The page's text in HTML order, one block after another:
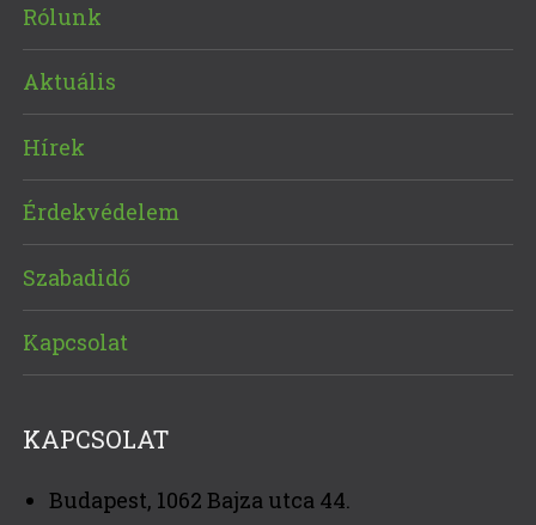
Rólunk
Aktuális
Hírek
Érdekvédelem
Szabadidő
Kapcsolat
KAPCSOLAT
Budapest, 1062 Bajza utca 44.